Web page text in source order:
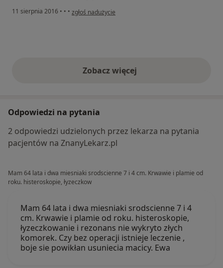
11 sierpnia 2016 • • • w opinii użytkownika Konto zostało usunięte
zgłoś nadużycie
Zobacz więcejopinie powyżej
Odpowiedzi na pytania
2 odpowiedzi udzielonych przez lekarza na pytania
pacjentów na ZnanyLekarz.pl
Mam 64 lata i dwa miesniaki srodscienne 7 i 4 cm. Krwawie i plamie od
roku. histeroskopie, łyzeczkow
Mam 64 lata i dwa miesniaki srodscienne 7 i 4
cm. Krwawie i plamie od roku. histeroskopie,
łyzeczkowanie i rezonans nie wykryto złych
komorek. Czy bez operacji istnieje leczenie ,
boje sie powikłan usuniecia macicy. Ewa